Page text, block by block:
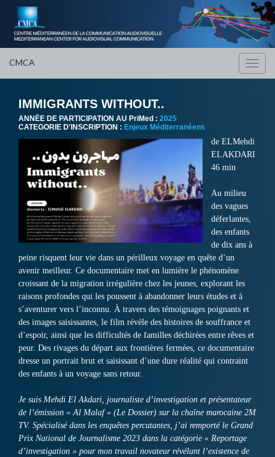
CMCA
IMMIGRANTS WITHOUT..
ANNÈE DE PARTICIPATION AU PriMed : 2025
CATEGORIE D'INSCRIPTION : Enjeux Méditerranéens
de ELMehdi
ELAKDARI
46 min
Au milieu
des vagues
déferlantes,
des enfants
de dix ans à
peine risquent leur vie dans un périlleux voyage en quête d’un
avenir meilleur. Ce documentaire met en lumière le phénomène
croissant de la migration irrégulière chez les jeunes, explorant les
raisons profondes qui les poussent à abandonner leurs études et à
s’aventurer vers l’inconnu. À travers des témoignages poignants et
des images saisissantes, le film révèle des histoires de souffrance et
d’espoir, ainsi que les difficultés de familles déchirées entre rêves et
peur. Des rivages du départ aux frontières fermées, ce documentaire
dresse un portrait brut et saisissant d’une dure réalité qui contraint
des enfants à un voyage sans retour.
Je suis Mehdi El Akdari, journaliste d’investigation et présentateur
de l’émission « Al Malaf » (Le Dossier) sur la chaîne marocaine 2M
TV. Spécialisé dans les enquêtes percutantes, j’ai remporté le Grand
Prix National de Journalisme 2023 dans la catégorie « Reportage
d’investigation » pour mon travail novateur révélant l’existence de